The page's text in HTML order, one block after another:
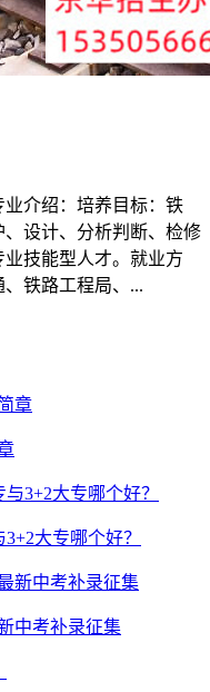
介绍：培养目标：铁
设计、分析判断、检修
技能型人才。就业方
铁路工程局、...
大专哪个好？
中考补录征集